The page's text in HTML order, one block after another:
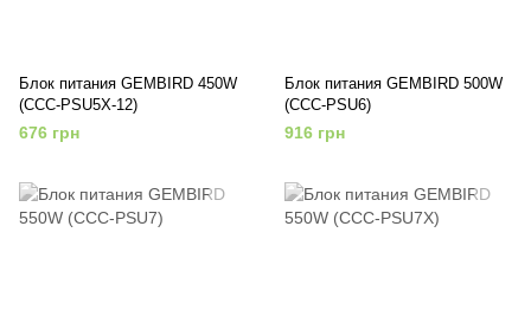
Блок питания GEMBIRD 450W
(CCC-PSU5X-12)
676 грн
Блок питания GEMBIRD 500W
(CCC-PSU6)
916 грн